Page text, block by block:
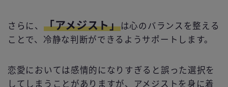
さらに、 「アメジスト」は心のバランスを整える
ことで、冷静な判断ができるようサポートします。
恋愛においては感情的になりすぎると誤った選択を
してしまうことがありますが、アメジストを身に着